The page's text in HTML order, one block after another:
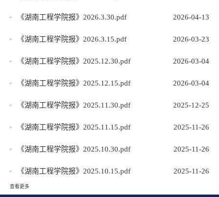
2026-04-13
《湖南工程学院报》2026.3.30.pdf
2026-03-23
《湖南工程学院报》2026.3.15.pdf
2026-03-04
《湖南工程学院报》2025.12.30.pdf
2026-03-04
《湖南工程学院报》2025.12.15.pdf
2025-12-25
《湖南工程学院报》2025.11.30.pdf
2025-11-26
《湖南工程学院报》2025.11.15.pdf
2025-11-26
《湖南工程学院报》2025.10.30.pdf
2025-11-26
《湖南工程学院报》2025.10.15.pdf
查看更多